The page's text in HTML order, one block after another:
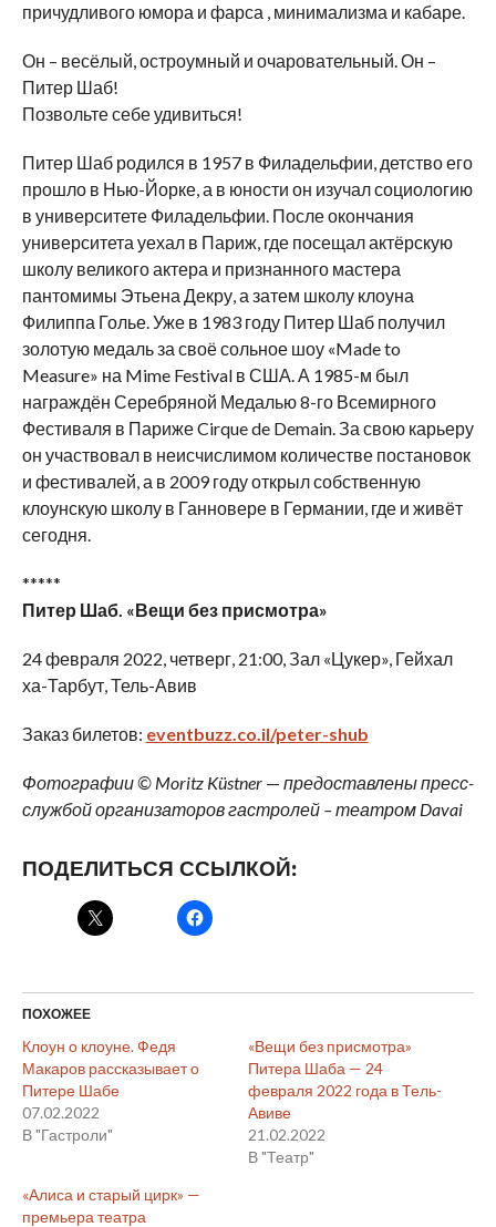
причудливого юмора и фарса , минимализма и кабаре.
Он – весёлый, остроумный и очаровательный. Он –
Питер Шаб!
Позвольте себе удивиться!
Питер Шаб родился в 1957 в Филадельфии, детство его
прошло в Нью-Йорке, а в юности он изучал социологию
в университете Филадельфии. После окончания
университета уехал в Париж, где посещал актёрскую
школу великого актера и признанного мастера
пантомимы Этьена Декру, а затем школу клоуна
Филиппа Голье. Уже в 1983 году Питер Шаб получил
золотую медаль за своё сольное шоу «Made to
Measure» на Mime Festival в США. А 1985-м был
награждён Серебряной Медалью 8-го Всемирного
Фестиваля в Париже Cirque de Demain. За свою карьеру
он участвовал в неисчислимом количестве постановок
и фестивалей, а в 2009 году открыл собственную
клоунскую школу в Ганновере в Германии, где и живёт
сегодня.
*****
Питер Шаб. «Вещи без присмотра»
24 февраля 2022, четверг, 21:00, Зал «Цукер», Гейхал
ха-Тарбут, Тель-Авив
Заказ билетов: eventbuzz.co.il/peter-shub
Фотографии © Moritz Küstner— предоставлены пресс-
службой организаторов гастролей – театром Davai
ПОДЕЛИТЬСЯ ССЫЛКОЙ:
ПОХОЖЕЕ
Клоун о клоуне. Федя
Макаров рассказывает о
Питере Шабе
07.02.2022
В "Гастроли"
«Вещи без присмотра»
Питера Шаба — 24
февраля 2022 года в Тель-
Авиве
21.02.2022
В "Театр"
«Алиса и старый цирк» —
премьера театра